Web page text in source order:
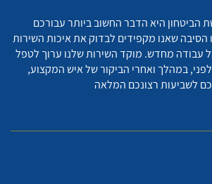
הביטחון היא הדבר החשוב ביותר עבורכם
שאנו מקפידים לבדוק את איכות השירות
עבודה מחדש. מוקד השירות שלנו ערוך לטפל
במהלך ואחרי הביקור של איש המקצוע,
לשביעות רצונכם המלאה